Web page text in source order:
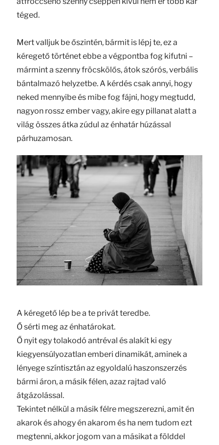
téged.
Mert valljuk be őszintén, bármit is lépj te, ez a
kéregető történet ebbe a végpontba fog kifutni –
mármint a szenny fröcskölős, átok szórós, verbális
bántalmazó helyzetbe. A kérdés csak annyi, hogy
neked mennyibe és mibe fog fájni, hogy megtudd,
nagyon rossz ember vagy, akire egy pillanat alatt a
világ összes átka zúdul az énhatár húzással
párhuzamosan.
A kéregető lép be a te privát teredbe.
Ő sérti meg az énhatárokat.
Ő nyit egy tolakodó antréval és alakít ki egy
kiegyensúlyozatlan emberi dinamikát, aminek a
lényege színtisztán az egyoldalú haszonszerzés
bármi áron, a másik félen, azaz rajtad való
átgázolással.
Tekintet nélkül a másik félre megszerezni, amit én
akarok és ahogy én akarom és ha nem tudom ezt
megtenni, akkor jogom van a másikat a földdel